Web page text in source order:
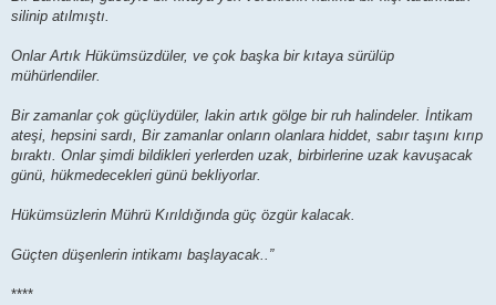
silinip atılmıştı.
Onlar Artık Hükümsüzdüler, ve çok başka bir kıtaya sürülüp
mühürlendiler.
Bir zamanlar çok güçlüydüler, lakin artık gölge bir ruh halindeler. İntikam
ateşi, hepsini sardı, Bir zamanlar onların olanlara hiddet, sabır taşını kırıp
bıraktı. Onlar şimdi bildikleri yerlerden uzak, birbirlerine uzak kavuşacak
günü, hükmedecekleri günü bekliyorlar.
Hükümsüzlerin Mührü Kırıldığında güç özgür kalacak.
Güçten düşenlerin intikamı başlayacak..”
****